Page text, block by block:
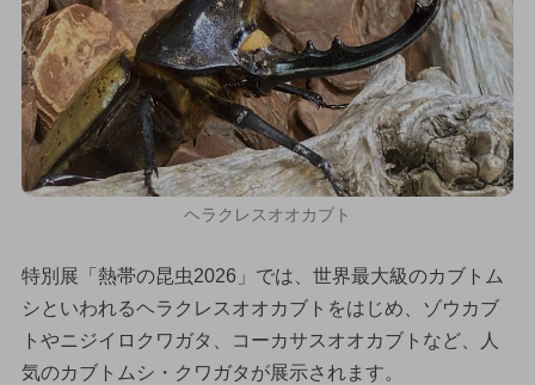
ヘラクレスオオカブト
特別展「熱帯の昆虫2026」では、世界最大級のカブトム
シといわれるヘラクレスオオカブトをはじめ、ゾウカブ
トやニジイロクワガタ、コーカサスオオカブトなど、人
気のカブトムシ・クワガタが展示されます。